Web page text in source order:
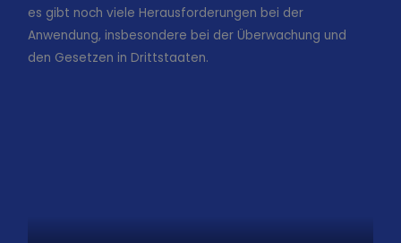
es gibt noch viele Herausforderungen bei der
Anwendung, insbesondere bei der Überwachung und
den Gesetzen in Drittstaaten.